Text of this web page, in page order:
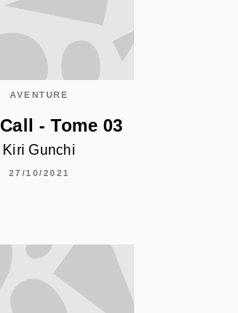
AVENTURE
- Tome 03
Kiri Gunchi
27/10/2021